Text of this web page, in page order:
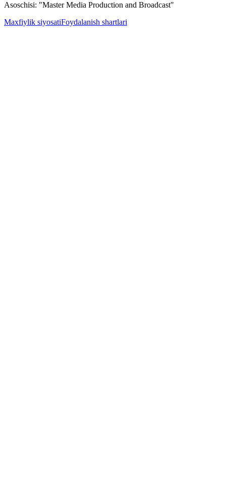
Asoschisi: "Master Media Production and Broadcast"
Maxfiylik siyosatiFoydalanish shartlari